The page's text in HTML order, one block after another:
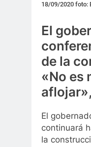
18/09/2020 foto:
El
de la
«No es
El
continuará
la